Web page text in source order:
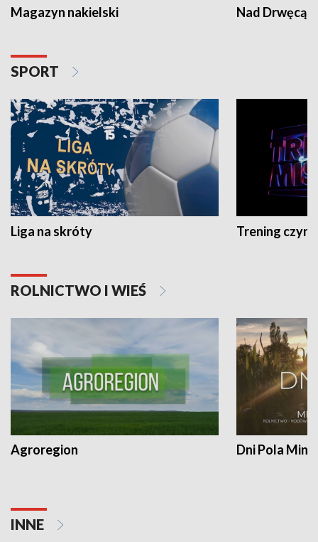
Magazyn nakielski Nad Drwęcą
SPORT
Liga na skróty Trening czyni
ROLNICTWO I WIEŚ
Agroregion Dni Pola
INNE